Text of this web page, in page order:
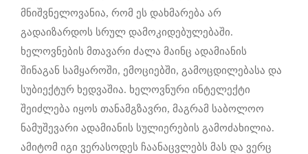
მნიშვნელოვანია, რომ ეს დახმარება არ
გადაიზარდოს სრულ დამოკიდებულებაში.
ხელოვნების მთავარი ძალა მაინც ადამიანის
შინაგან სამყაროში, ემოციებში, გამოცდილებასა და
სუბიექტურ ხედვაშია. ხელოვნური ინტელექტი
შეიძლება იყოს თანამგზავრი, მაგრამ საბოლოო
ნამუშევარი ადამიანის სულიერების გამოძახილია.
ამიტომ იგი ვერასოდეს ჩაანაცვლებს მას და ვერც